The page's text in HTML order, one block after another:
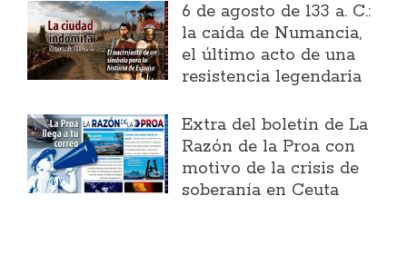
6 de agosto de 133 a. C.:
la caída de Numancia,
el último acto de una
resistencia legendaria
Extra del boletín de La
Razón de la Proa con
motivo de la crisis de
soberanía en Ceuta